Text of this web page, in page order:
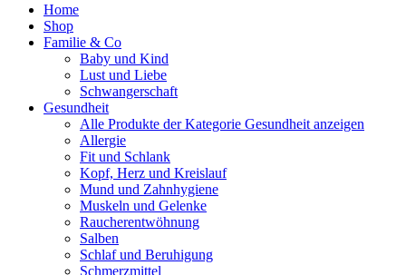
Home
Shop
Familie & Co
Baby und Kind
Lust und Liebe
Schwangerschaft
Gesundheit
Alle Produkte der Kategorie Gesundheit anzeigen
Allergie
Fit und Schlank
Kopf, Herz und Kreislauf
Mund und Zahnhygiene
Muskeln und Gelenke
Raucherentwöhnung
Salben
Schlaf und Beruhigung
Schmerzmittel